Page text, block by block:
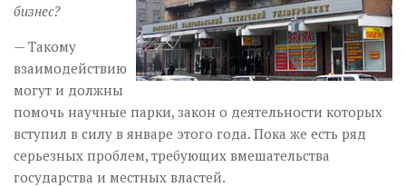
бизнес?
— Такому
взаимодействию
могут и должны
помочь научные парки, закон о деятельности которых
вступил в силу в январе этого года. Пока же есть ряд
серьезных проблем, требующих вмешательства
государства и местных властей.